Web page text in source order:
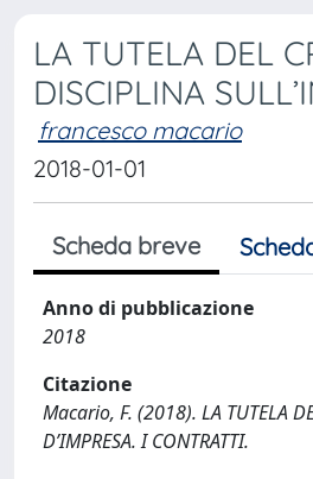
LA TUTELA DEL
DISCIPLINA
francesco macario
2018-01-01
Scheda breve
Anno di pubblicazione
2018
Citazione
Macario, F. (2018). LA TUTELA
D’IMPRESA. I CONTRATTI.